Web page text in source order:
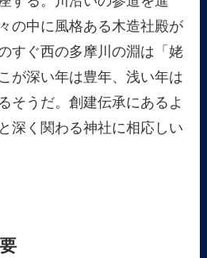
の中に風格ある木造社殿が
すぐ西の多摩川の淵は「姥
が深い年は豊年、浅い年は
そうだ。創建伝承にあるよ
深く関わる神社に相応しい